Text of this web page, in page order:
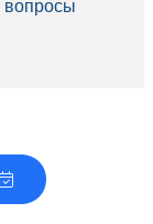
вопросы